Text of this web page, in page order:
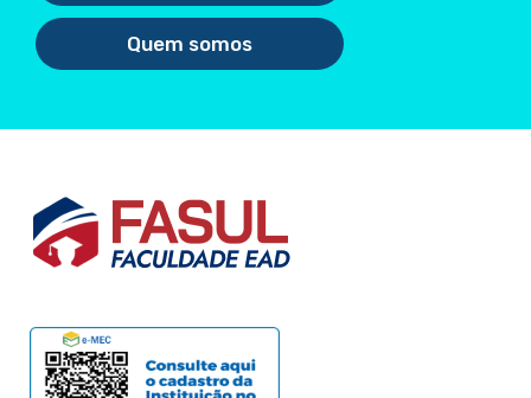
Quem somos